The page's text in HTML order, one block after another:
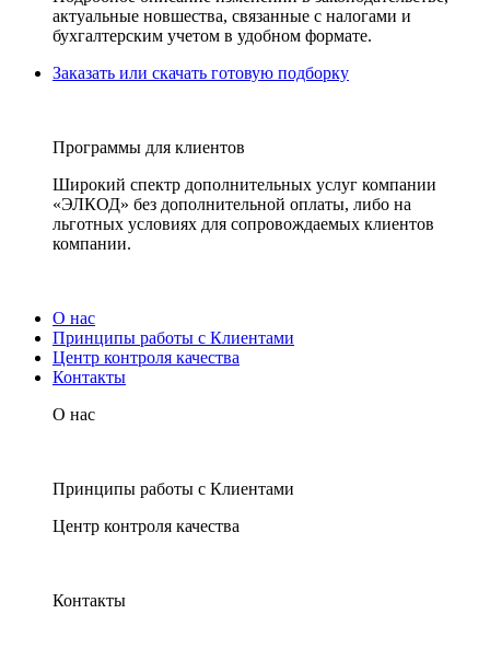
актуальные новшества, связанные с налогами и
бухгалтерским учетом в удобном формате.
Заказать или скачать готовую подборку
Программы для клиентов
Широкий спектр дополнительных услуг компании
«ЭЛКОД» без дополнительной оплаты, либо на
льготных условиях для сопровождаемых клиентов
компании.
О нас
Принципы работы с Клиентами
Центр контроля качества
Контакты
О нас
Принципы работы с Клиентами
Центр контроля качества
Контакты